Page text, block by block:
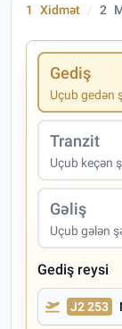
1 Xidmət 2
Gediş
Uçub gedən
Tranzit
Uçub keçən
Gəliş
Uçub gələn
Gediş reysi
J2 253